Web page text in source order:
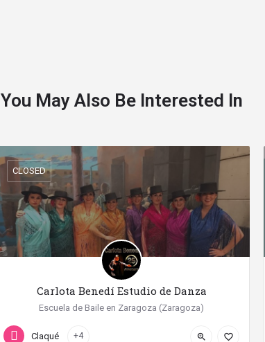
You May Also Be Interested In
Carlota Benedí Estudio de Danza
Escuela de Baile en Zaragoza (Zaragoza)
CLOSED
Claqué +4 zoom_in favorite_border